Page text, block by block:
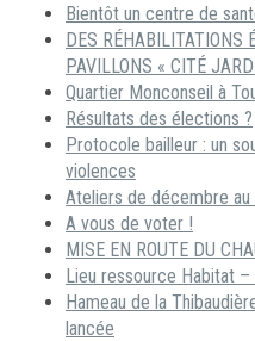
Bientôt un centre de
DES RÉHABILITATIONS
PAVILLONS « CITÉ
Quartier Monconseil à
Résultats des élections ?
Protocole bailleur : un
violences
Ateliers de décembre
A vous de voter !
MISE EN ROUTE DU
Lieu ressource Habitat
Hameau de la
lancée